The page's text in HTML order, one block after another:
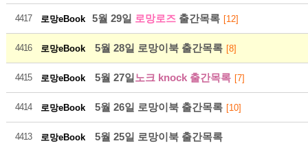
2026-
4417 로망eBook 5월 29일 로망로즈 출간목록 [12]
4416 로망eBook 5월 28일 로망이북 출간목록 [8]
4415 로망eBook 5월 27일 노크 knock 출간목록 [7]
4414 로망eBook 5월 26일 로망이북 출간목록 [10]
4413 로망eBook 5월 25일 로망이북 출간목록